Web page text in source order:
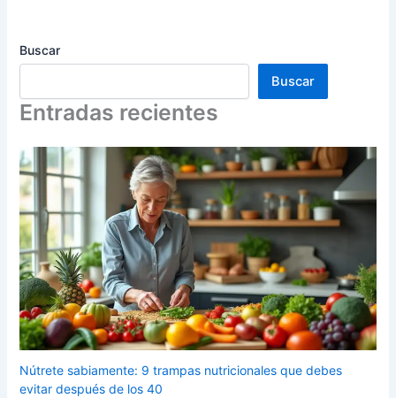
Buscar
Buscar
Entradas recientes
Nútrete sabiamente: 9 trampas nutricionales que debes
evitar después de los 40